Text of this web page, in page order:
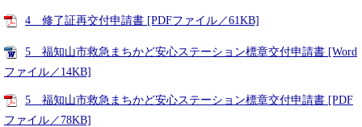
4 修了証再交付申請書 [PDFファイル／61KB]
5 福知山市救急まちかど安心ステーション標章交付申請書 [Word
ファイル／14KB]
5 福知山市救急まちかど安心ステーション標章交付申請書 [PDF
ファイル／78KB]